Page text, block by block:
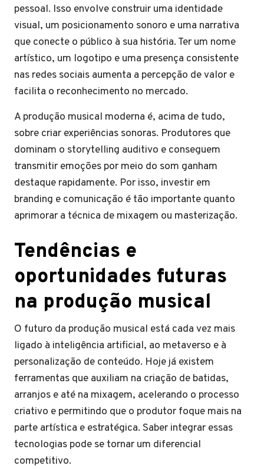
pessoal. Isso envolve construir uma identidade
visual, um posicionamento sonoro e uma narrativa
que conecte o público à sua história. Ter um nome
artístico, um logotipo e uma presença consistente
nas redes sociais aumenta a percepção de valor e
facilita o reconhecimento no mercado.
A produção musical moderna é, acima de tudo,
sobre criar experiências sonoras. Produtores que
dominam o storytelling auditivo e conseguem
transmitir emoções por meio do som ganham
destaque rapidamente. Por isso, investir em
branding e comunicação é tão importante quanto
aprimorar a técnica de mixagem ou masterização.
Tendências e
oportunidades futuras
na produção musical
O futuro da produção musical está cada vez mais
ligado à inteligência artificial, ao metaverso e à
personalização de conteúdo. Hoje já existem
ferramentas que auxiliam na criação de batidas,
arranjos e até na mixagem, acelerando o processo
criativo e permitindo que o produtor foque mais na
parte artística e estratégica. Saber integrar essas
tecnologias pode se tornar um diferencial
competitivo.